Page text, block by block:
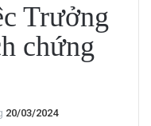
Trưởng
chứng
20/03/2024